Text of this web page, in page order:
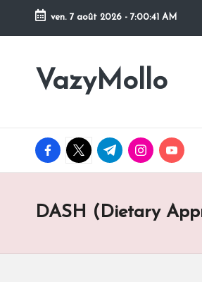
Skip
content
ven. 7 août 2026 - 7:00:42 AM
VazyMollo
Pensez
Prenez
facebook.com
twitter.com
t.me instagram.com
DASH (Dietary